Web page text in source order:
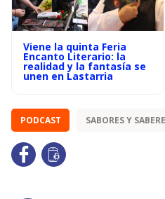
Viene la quinta Feria
Encanto Literario: la
realidad y la fantasía se
unen en Lastarria
PODCAST SABORES Y